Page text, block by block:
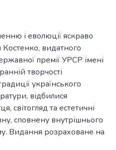
і еволюції яскраво
Костенко, видатного
премії УРСР імені
творчості
українського
відбилися
світогляд та естетичні
сповнену внутрішнього
Видання розраховане на